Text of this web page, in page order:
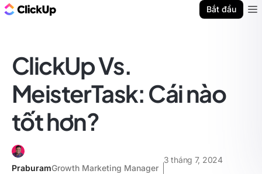
Bắt đầu
ClickUp Vs.
MeisterTask: Cái nào
tốt hơn?
PraburamGrowth Marketing Manager
3 tháng 7, 2024